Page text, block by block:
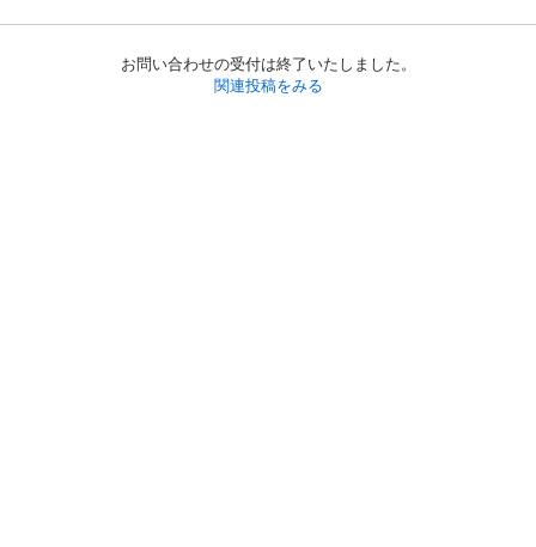
お問い合わせの受付は終了いたしました。
関連投稿をみる